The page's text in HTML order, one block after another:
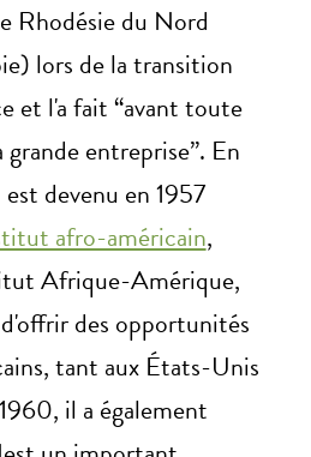
Rhodésie du Nord
lors de la transition
et l'a fait “avant toute
entreprise”. En
devenu en 1957
afro-américain,
Afrique-Amérique,
des opportunités
tant aux États-Unis
il a également